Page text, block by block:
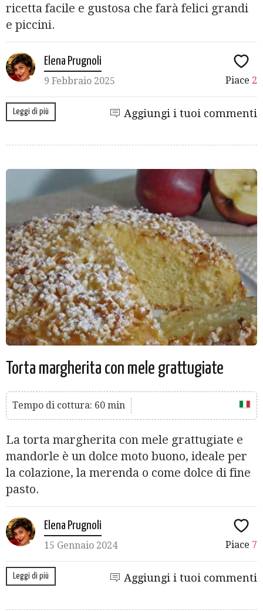
ricetta facile e gustosa che farà felici grandi
e piccini.
Elena Prugnoli
9 Febbraio 2025 Piace 2
Leggi di più Aggiungi i tuoi commenti
Torta margherita con mele grattugiate
Tempo di cottura: 60 min
La torta margherita con mele grattugiate e
mandorle è un dolce moto buono, ideale per
la colazione, la merenda o come dolce di fine
pasto.
Elena Prugnoli
15 Gennaio 2024 Piace 7
Leggi di più Aggiungi i tuoi commenti